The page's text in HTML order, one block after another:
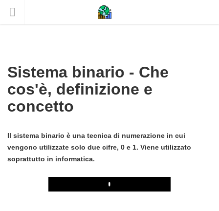
Sistema binario - Che
cos'è, definizione e
concetto
Il sistema binario è una tecnica di numerazione in cui
vengono utilizzate solo due cifre, 0 e 1. Viene utilizzato
soprattutto in informatica.
Play